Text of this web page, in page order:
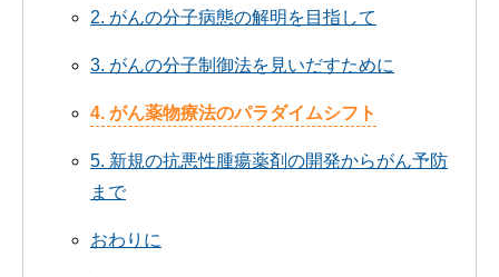
2. がんの分子病態の解明を目指して
3. がんの分子制御法を見いだすために
4. がん薬物療法のパラダイムシフト
5. 新規の抗悪性腫瘍薬剤の開発からがん予防
まで
おわりに